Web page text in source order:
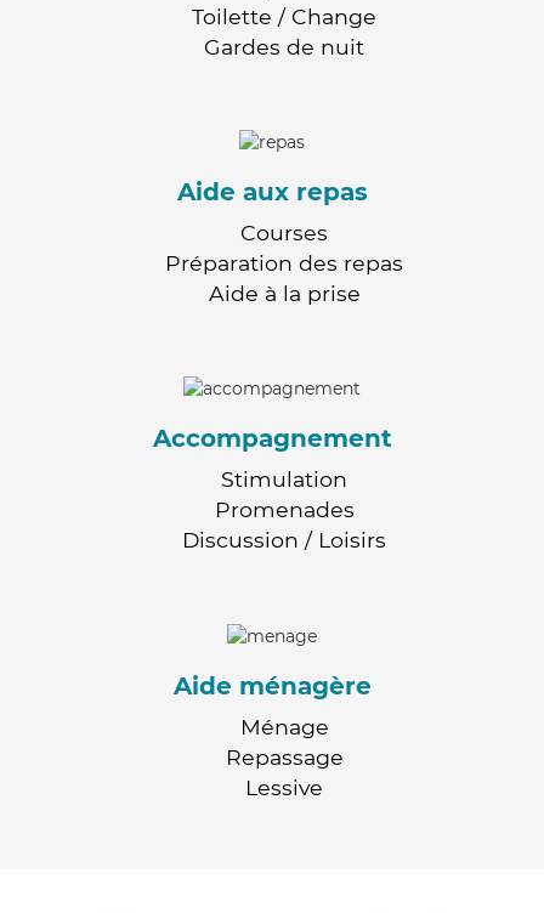
Toilette / Change
Gardes de nuit
Aide aux repas
Courses
Préparation des repas
Aide à la prise
Accompagnement
Stimulation
Promenades
Discussion / Loisirs
Aide ménagère
Ménage
Repassage
Lessive